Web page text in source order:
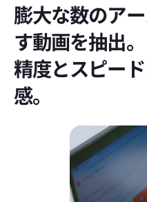
膨大な数のア
す動画を抽出。
精度とスピー
感。